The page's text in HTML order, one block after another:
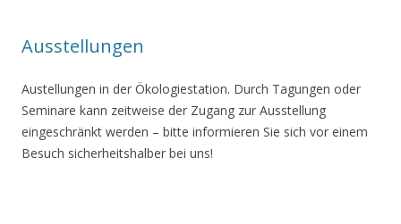
Ausstellungen
Austellungen in der Ökologiestation. Durch Tagungen oder
Seminare kann zeitweise der Zugang zur Ausstellung
eingeschränkt werden – bitte informieren Sie sich vor einem
Besuch sicherheitshalber bei uns!